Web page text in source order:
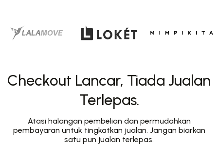
Checkout Lancar, Tiada Jualan
Terlepas.
Atasi halangan pembelian dan permudahkan
pembayaran untuk tingkatkan jualan. Jangan biarkan
satu pun jualan terlepas.